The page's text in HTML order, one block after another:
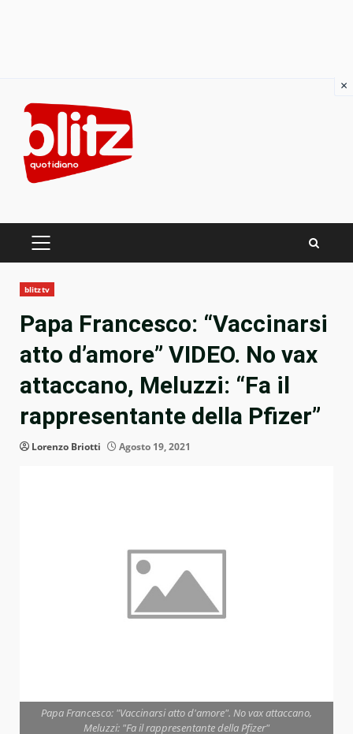
content
PRIMARY
blitztv
Papa Francesco: “Vaccinarsi
atto d’amore” VIDEO. No vax
attaccano, Meluzzi: “Fa il
rappresentante della Pfizer”
Lorenzo Briotti Agosto 19, 2021
Papa Francesco: "Vaccinarsi atto d'amore". No vax attaccano,
Meluzzi: "Fa il rappresentante della Pfizer"
×